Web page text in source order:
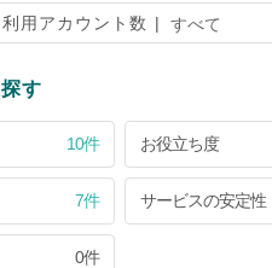
利用アカウント数 |
す
10件 お役立ち度
7件 サービスの安定性
0件